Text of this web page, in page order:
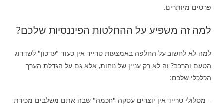
פרטים מיותרים.
למה זה משפיע על ההחלטות הפיננסיות שלכם?
למה לא לחשוב על החלפה באמצעות טרייד אין כעוד "עדכון" לשדרוג
הטעם והרכב? זה לא רק עניין של נוחות, אלא גם על הגדלת הערך
הכלכלי שלכם:
– מסלולי טרייד אין יוצרים עסקה "חכמה" שבה אתם משלבים מכירת